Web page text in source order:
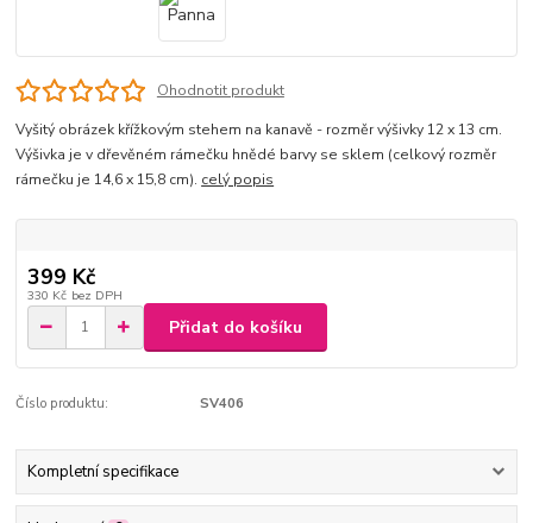
Ohodnotit produkt
Vyšitý obrázek křížkovým stehem na kanavě - rozměr výšivky 12 x 13 cm.
Výšivka je v dřevěném rámečku hnědé barvy se sklem (celkový rozměr
rámečku je 14,6 x 15,8 cm). celý popis
399 Kč
330 Kč bez DPH
Přidat do košíku
Číslo produktu: SV406
Kompletní specifikace